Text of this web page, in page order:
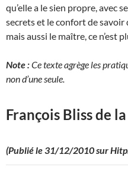
qu’elle a le sien propre, avec
secrets et le confort de savoir
mais aussi le maître, ce n’est
Note :Ce texte agrège les
non d’une seule.
François Bliss de
(Publié le 31/12/2010 sur